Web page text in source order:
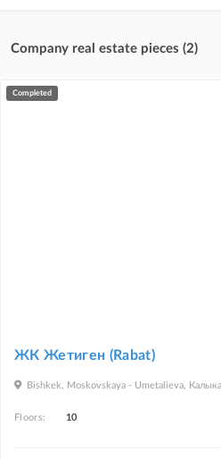
этом доме мы предлагаем вам
удобными планировками. Наша
безопасном строительстве. Принимая
Company real estate pieces (2)
completed
ЖК Жетиген (Rabat)
Bishkek, Moskovskaya - Umetalieva,
Floors: 10